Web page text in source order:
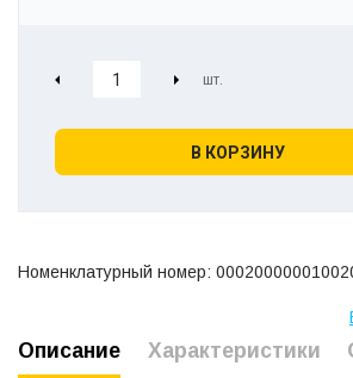
В КОРЗИНУ
Номенклатурный номер:
Описание Характеристики